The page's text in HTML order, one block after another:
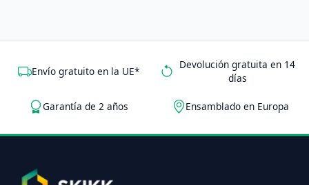
Envío gratuito en la UE*
Devolución gratuita en 14
días
Garantía de 2 años Ensamblado en Europa